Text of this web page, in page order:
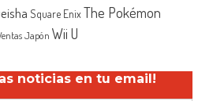
Square EnixThe Pokémon
Japón Wii U
noticias en tu email!